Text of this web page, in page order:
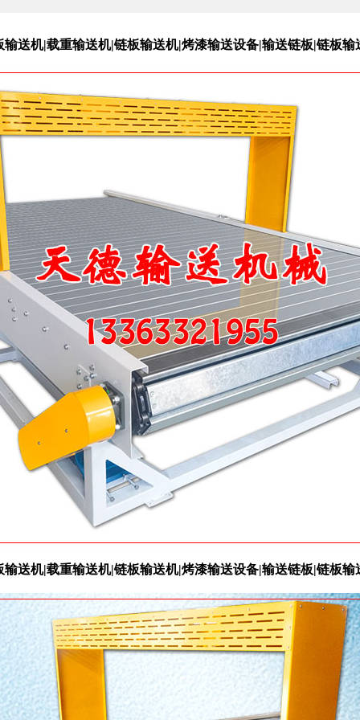
输送机|载重输送机|链板输送机|烤漆输送设备|输送链板|链板输
输送机|载重输送机|链板输送机|烤漆输送设备|输送链板|链板输